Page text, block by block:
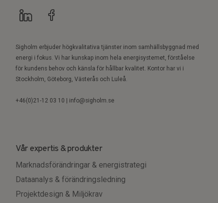
Sigholm erbjuder högkvalitativa tjänster inom samhällsbyggnad med
energi i fokus. Vi har kunskap inom hela energisystemet, förståelse
för kundens behov och känsla för hållbar kvalitet. Kontor har vi i
Stockholm, Göteborg, Västerås och Luleå.
+46(0)21-12 03 10 | info@sigholm.se
Vår expertis & produkter
Marknadsförändringar & energistrategi
Dataanalys & förändringsledning
Projektdesign & Miljökrav